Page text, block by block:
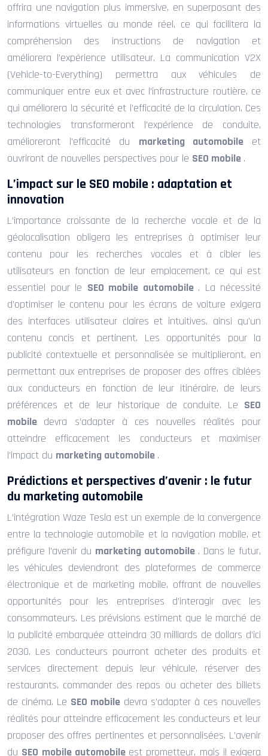
offrira une navigation plus immersive, en superposant des
informations virtuelles au monde réel, ce qui facilitera la
compréhension des instructions de navigation et
améliorera l’expérience utilisateur. La communication V2X
(Vehicle-to-Everything) permettra aux véhicules de
communiquer entre eux et avec l’infrastructure routière, ce
qui améliorera la sécurité et l’efficacité de la circulation. Ces
technologies transformeront l’expérience de conduite,
amélioreront l’efficacité du marketing automobile et
ouvriront de nouvelles perspectives pour le SEO mobile .
L’impact sur le SEO mobile : adaptation et
innovation
L’importance croissante de la recherche vocale et de la
géolocalisation obligera les entreprises à optimiser leur
contenu pour les recherches vocales et à cibler les
utilisateurs en fonction de leur emplacement, ce qui est
essentiel pour le SEO mobile automobile . La nécessité
d’optimiser le contenu pour les écrans de voiture exigera
des interfaces utilisateur claires et intuitives, ainsi qu’un
contenu concis et pertinent. Les opportunités pour la
publicité contextuelle et personnalisée se multiplieront, en
permettant aux entreprises de proposer des offres ciblées
aux conducteurs en fonction de leur itinéraire, de leurs
préférences et de leur historique de conduite. Le SEO
mobile devra s’adapter à ces nouvelles réalités pour
atteindre efficacement les conducteurs et maximiser
l’impact du marketing automobile .
Prédictions et perspectives d’avenir : le futur
du marketing automobile
L’intégration Waze Tesla est un exemple de la convergence
entre la technologie automobile et la navigation mobile, et
préfigure l’avenir du marketing automobile . Dans le futur,
les véhicules deviendront des plateformes de commerce
électronique et de marketing mobile, offrant de nouvelles
opportunités pour les entreprises d’interagir avec les
consommateurs. Les prévisions estiment que le marché de
la publicité embarquée atteindra 30 milliards de dollars d’ici
2030. Les conducteurs pourront acheter des produits et
services directement depuis leur véhicule, réserver des
restaurants, commander des repas ou acheter des billets
de cinéma. Le SEO mobile devra s’adapter à ces nouvelles
réalités pour atteindre efficacement les conducteurs et leur
proposer des offres pertinentes et personnalisées. L’avenir
du SEO mobile automobile est prometteur, mais il exigera